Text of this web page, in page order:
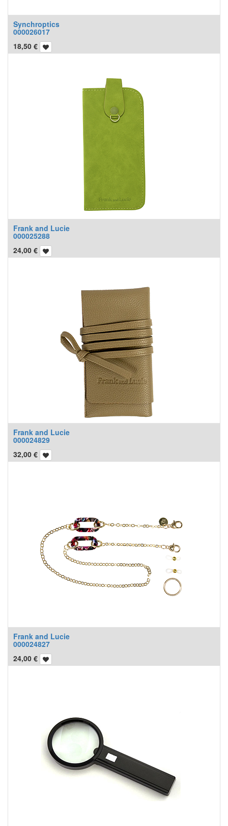
Synchroptics
000026017
18,50 €
Frank and Lucie
000025288
24,00 €
Frank and Lucie
000024829
32,00 €
Frank and Lucie
000024827
24,00 €